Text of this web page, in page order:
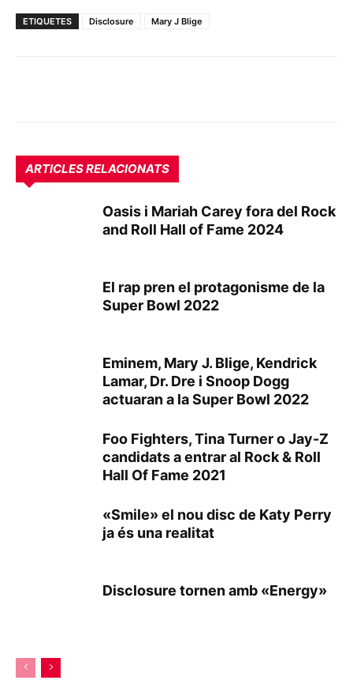
ETIQUETES Disclosure Mary J Blige
ARTICLES RELACIONATS
Oasis i Mariah Carey fora del Rock
and Roll Hall of Fame 2024
El rap pren el protagonisme de la
Super Bowl 2022
Eminem, Mary J. Blige, Kendrick
Lamar, Dr. Dre i Snoop Dogg
actuaran a la Super Bowl 2022
Foo Fighters, Tina Turner o Jay-Z
candidats a entrar al Rock & Roll
Hall Of Fame 2021
«Smile» el nou disc de Katy Perry
ja és una realitat
Disclosure tornen amb «Energy»